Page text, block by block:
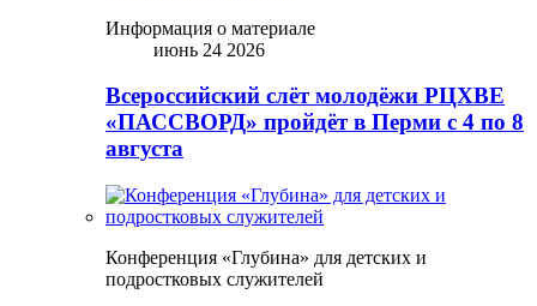
Информация о материале
июнь 24 2026
Всероссийский слёт молодёжи РЦХВЕ
«ПАССВОРД» пройдёт в Перми с 4 по 8
августа
Конференция «Глубина» для детских и
подростковых служителей